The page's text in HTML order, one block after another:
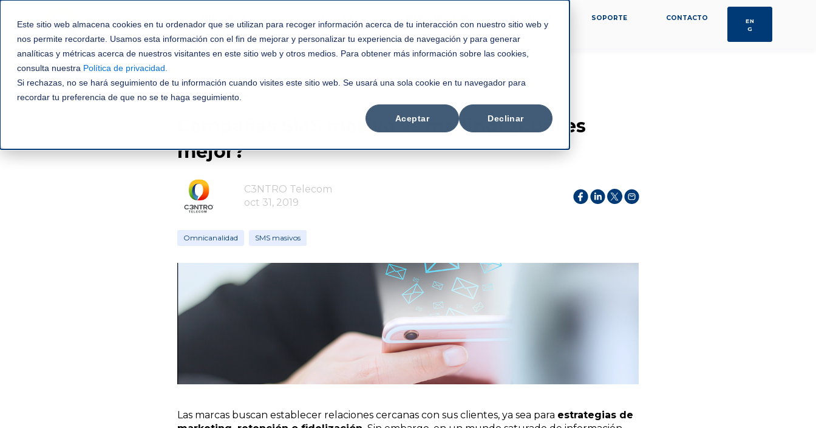
Este sitio web almacena cookies en tu ordenador que se utilizan para recoger información acerca de tu interacción con nuestro sitio web y
nos permite recordarte. Usamos esta información con el fin de mejorar y personalizar tu experiencia de navegación y para generar
analíticas y métricas acerca de nuestros visitantes en este sitio web y otros medios. Para obtener más información sobre las cookies,
consulta nuestra Política de privacidad
Si rechazas, no se hará seguimiento de tu información cuando visites este sitio web. Se usará una sola cookie en tu navegador para
recordar tu preferencia de que no se te haga seguimiento.
Aceptar Declinar
SOLUTIONS
GLOBAL
SOPORTE CONTACTO
EN
G
Omnicanalidad
Campañas SMS masivo vs mailing: ¿Cuál es
mejor?
C3NTRO Telecom
oct 31, 2019
Omnicanalidad SMS masivos
Las marcas buscan establecer relaciones cercanas con sus clientes, ya sea para estrategias de